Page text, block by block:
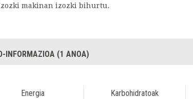
makinan izozki bihurtu.
INFORMAZIOA (1 ANOA)
Energia Karbohidratoak